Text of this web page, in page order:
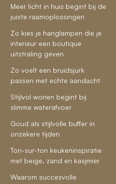
Meer licht in huis begint bij de
juiste raamoplossingen
Zo kies je hanglampen die je
interieur een boutique
uitstraling geven
Zo voelt een bruidsjurk
passen met echte aandacht
Stijlvol wonen begint bij
slimme waterafvoer
Goud als stijlvolle buffer in
onzekere tijden
Ton-sur-ton keukeninspiratie
met beige, zand en kasjmier
Waarom succesvolle